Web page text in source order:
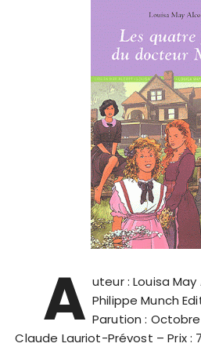
A uteur : Louisa
Philippe Munch
Parution :
Claude Lauriot-Prévost – Prix :